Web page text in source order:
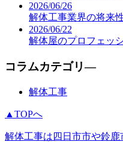
2026/06/26
解体工事業界の将来
2026/06/22
解体屋のプロフェッ
コラムカテゴリ―
解体工事
▲TOPへ
解体工事は四日市市や鈴